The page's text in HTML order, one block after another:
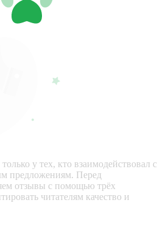
у тех, кто взаимодействовал с
предложениям. Перед
отзывы с помощью трёх
читателям качество и